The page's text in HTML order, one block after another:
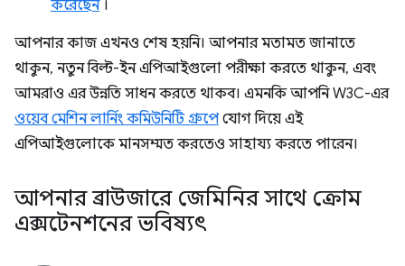
করেছেন।
আপনার কাজ এখনও শেষ হয়নি। আপনার মতামত জানাতে
থাকুন, নতুন বিল্ট-ইন এপিআইগুলো পরীক্ষা করতে থাকুন, এবং
আমরাও এর উন্নতি সাধন করতে থাকব। এমনকি আপনি W3C-এর
ওয়েব মেশিন লার্নিং কমিউনিটি গ্রুপেযোগ দিয়ে এই
এপিআইগুলোকে মানসম্মত করতেও সাহায্য করতে পারেন।
আপনার ব্রাউজারে জেমিনির সাথে ক্রোম
এক্সটেনশনের ভবিষ্যৎ